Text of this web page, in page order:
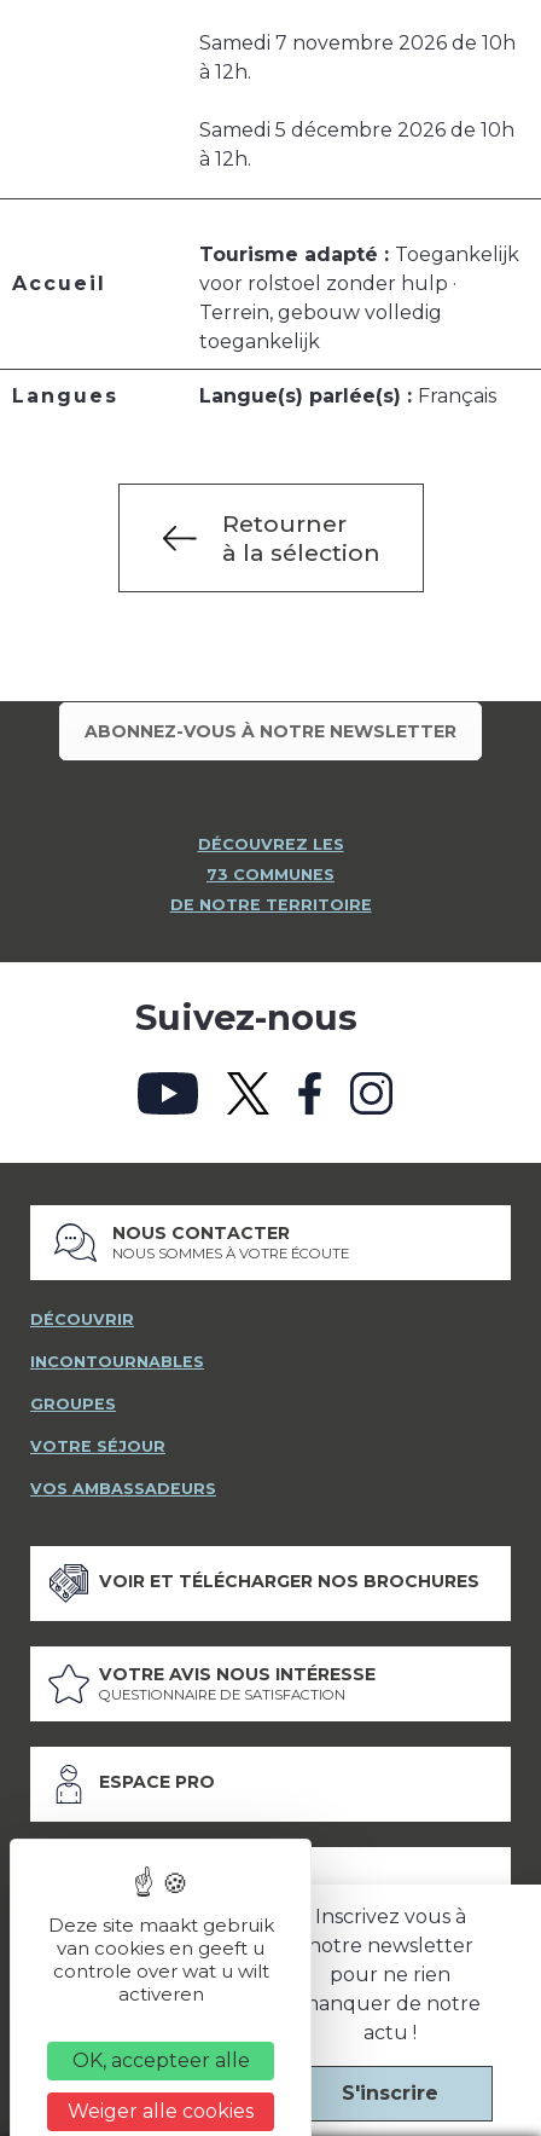
Samedi 7 novembre 2026 de 10h
à 12h.
Samedi 5 décembre 2026 de 10h
à 12h.
Accueil
Tourisme adapté : Toegankelijk
voor rolstoel zonder hulp ·
Terrein, gebouw volledig
toegankelijk
Langues Langue(s) parlée(s) : Français
Retourner
à la sélection
Inscrivez vous à
notre newsletter
pour ne rien
manquer de notre
actu !
S'inscrire
ABONNEZ-VOUS À NOTRE NEWSLETTER
DÉCOUVREZ LES
73 COMMUNES
DE NOTRE TERRITOIRE
Suivez-nous
NOUS CONTACTER
NOUS SOMMES À VOTRE ÉCOUTE
DÉCOUVRIR
INCONTOURNABLES
GROUPES
VOTRE SÉJOUR
VOS AMBASSADEURS
VOIR ET TÉLÉCHARGER NOS BROCHURES
VOTRE AVIS NOUS INTÉRESSE
QUESTIONNAIRE DE SATISFACTION
ESPACE PRO
ESPACE PRESSE
LES PARTENAIRES
Politique de confidentialité
Une réalisation
Deze site maakt gebruik
van cookies en geeft u
controle over wat u wilt
activeren
OK, accepteer alle
Weiger alle cookies